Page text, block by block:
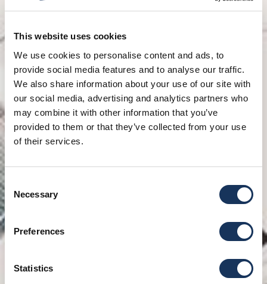
This website uses cookies
We use cookies to personalise content and ads, to
provide social media features and to analyse our traffic.
We also share information about your use of our site with
our social media, advertising and analytics partners who
may combine it with other information that you’ve
provided to them or that they’ve collected from your use
of their services.
Consent
Selection
Necessary
Preferences
Statistics